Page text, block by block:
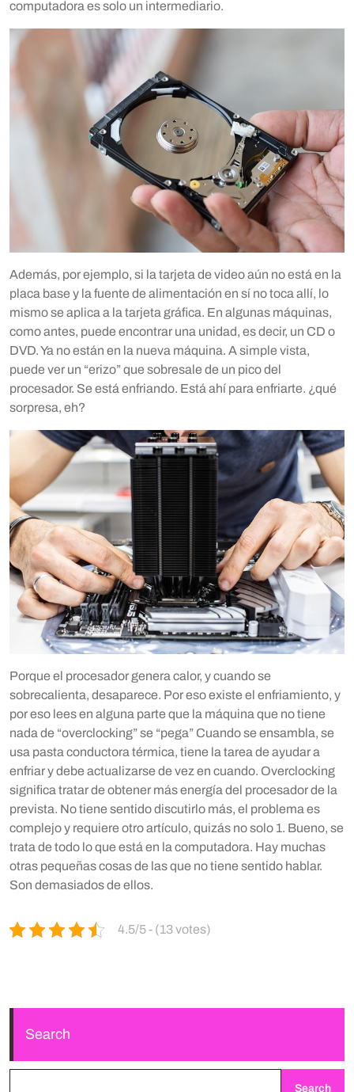
computadora es solo un intermediario.
Además, por ejemplo, si la tarjeta de video aún no está en la
placa base y la fuente de alimentación en sí no toca allí, lo
mismo se aplica a la tarjeta gráfica. En algunas máquinas,
como antes, puede encontrar una unidad, es decir, un CD o
DVD. Ya no están en la nueva máquina. A simple vista,
puede ver un “erizo” que sobresale de un pico del
procesador. Se está enfriando. Está ahí para enfriarte. ¿qué
sorpresa, eh?
Porque el procesador genera calor, y cuando se
sobrecalienta, desaparece. Por eso existe el enfriamiento, y
por eso lees en alguna parte que la máquina que no tiene
nada de “overclocking” se “pega” Cuando se ensambla, se
usa pasta conductora térmica, tiene la tarea de ayudar a
enfriar y debe actualizarse de vez en cuando. Overclocking
significa tratar de obtener más energía del procesador de la
prevista. No tiene sentido discutirlo más, el problema es
complejo y requiere otro artículo, quizás no solo 1. Bueno, se
trata de todo lo que está en la computadora. Hay muchas
otras pequeñas cosas de las que no tiene sentido hablar.
Son demasiados de ellos.
4.5/5 - (13 votes)
Search
Search